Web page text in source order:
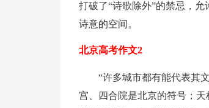
打破了“诗歌除外”的禁忌，
诗意的空间。
北京高考作文2
“许多城市都有能代表其
宫、四合院是北京的符号；